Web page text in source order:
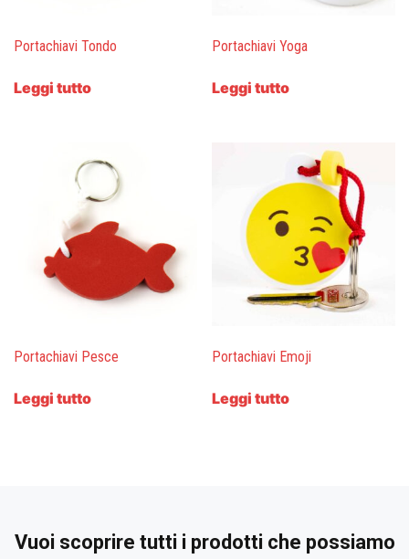
Portachiavi Tondo
Leggi tutto
Portachiavi Yoga
Leggi tutto
Portachiavi Pesce
Leggi tutto
Portachiavi Emoji
Leggi tutto
Vuoi scoprire tutti i prodotti che possiamo